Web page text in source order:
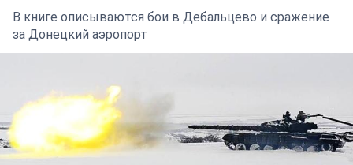
В книге описываются бои в Дебальцево и сражение
за Донецкий аэропорт